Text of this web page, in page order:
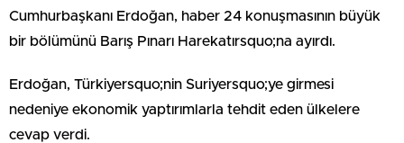
Cumhurbaşkanı Erdoğan, haber 24 konuşmasının büyük
bir bölümünü Barış Pınarı Harekatırsquo;na ayırdı.
Erdoğan, Türkiyersquo;nin Suriyersquo;ye girmesi
nedeniye ekonomik yaptırımlarla tehdit eden ülkelere
cevap verdi.